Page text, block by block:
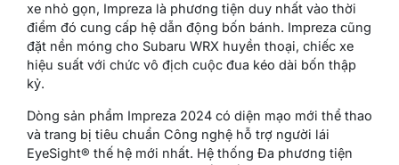
xe nhỏ gọn, Impreza là phương tiện duy nhất vào thời
điểm đó cung cấp hệ dẫn động bốn bánh. Impreza cũng
đặt nền móng cho Subaru WRX huyền thoại, chiếc xe
hiệu suất với chức vô địch cuộc đua kéo dài bốn thập
kỷ.
Dòng sản phẩm Impreza 2024 có diện mạo mới thể thao
và trang bị tiêu chuẩn Công nghệ hỗ trợ người lái
EyeSight® thế hệ mới nhất. Hệ thống Đa phương tiện